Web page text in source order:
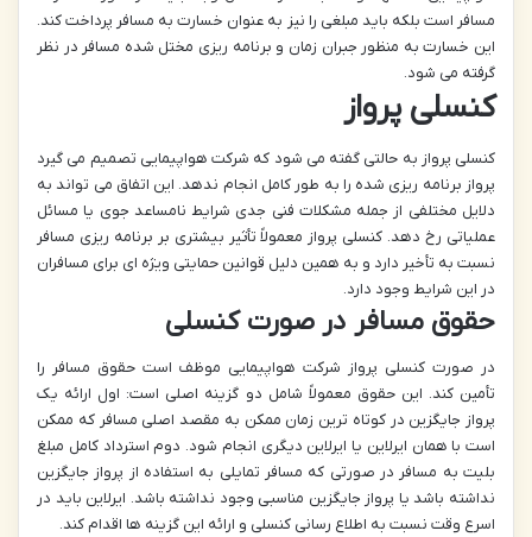
مسافر است بلکه باید مبلغی را نیز به عنوان خسارت به مسافر پرداخت کند.
این خسارت به منظور جبران زمان و برنامه ریزی مختل شده مسافر در نظر
گرفته می شود.
کنسلی پرواز
کنسلی پرواز به حالتی گفته می شود که شرکت هواپیمایی تصمیم می گیرد
پرواز برنامه ریزی شده را به طور کامل انجام ندهد. این اتفاق می تواند به
دلایل مختلفی از جمله مشکلات فنی جدی شرایط نامساعد جوی یا مسائل
عملیاتی رخ دهد. کنسلی پرواز معمولاً تأثیر بیشتری بر برنامه ریزی مسافر
نسبت به تأخیر دارد و به همین دلیل قوانین حمایتی ویژه ای برای مسافران
در این شرایط وجود دارد.
حقوق مسافر در صورت کنسلی
در صورت کنسلی پرواز شرکت هواپیمایی موظف است حقوق مسافر را
تأمین کند. این حقوق معمولاً شامل دو گزینه اصلی است: اول ارائه یک
پرواز جایگزین در کوتاه ترین زمان ممکن به مقصد اصلی مسافر که ممکن
است با همان ایرلاین یا ایرلاین دیگری انجام شود. دوم استرداد کامل مبلغ
بلیت به مسافر در صورتی که مسافر تمایلی به استفاده از پرواز جایگزین
نداشته باشد یا پرواز جایگزین مناسبی وجود نداشته باشد. ایرلاین باید در
اسرع وقت نسبت به اطلاع رسانی کنسلی و ارائه این گزینه ها اقدام کند.